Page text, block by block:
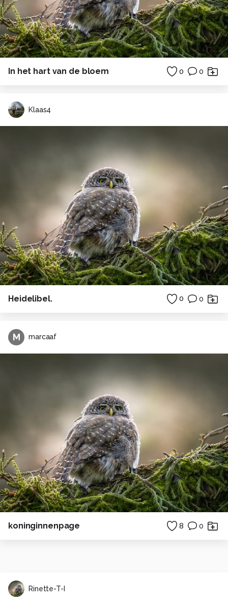
In het hart van de bloem 0 0
Klaas4
Heidelibel. 0 0
M marcaaf
koninginnenpage 8 0
Rinette-T-I